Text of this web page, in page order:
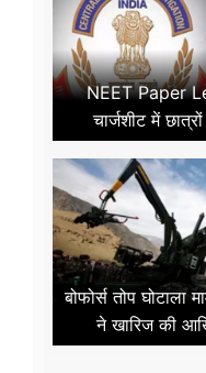
NEET Paper
चार्जशीट में
बोफोर्स तोप घोटाला
ने खारिज की